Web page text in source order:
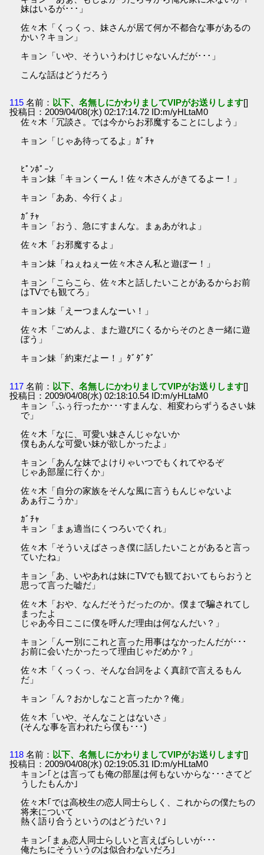
妹はいるが･･･」
佐々木「くっくっ、妹さんが居て何か不都合な事があるの
かい？キョン」
キョン「いや、そういうわけじゃないんだが･･･」
こんな話はどうだろう
115 名前： 以下、名無しにかわりましてVIPがお送りします[]
投稿日：2009/04/08(水) 02:17:14.72 ID:m/yHLtaM0
佐々木「冗談さ。では今からお邪魔することにしよう」
キョン「じゃあ待ってるよ」ｶﾞﾁｬ
ﾋﾟﾝﾎﾟｰﾝ
キョン妹「キョンくーん！佐々木さんがきてるよー！」
キョン「ああ、今行くよ」
ｶﾞﾁｬ
キョン「おう、急にすまんな。まぁあがれよ」
佐々木「お邪魔するよ」
キョン妹「ねぇねぇー佐々木さん私と遊ぼー！」
キョン「こらこら、佐々木と話したいことがあるからお前
はTVでも観てろ」
キョン妹「えーつまんなーい！」
佐々木「ごめんよ、また遊びにくるからそのとき一緒に遊
ぼう」
キョン妹「約束だよー！」ﾀﾞﾀﾞﾀﾞ
117 名前： 以下、名無しにかわりましてVIPがお送りします[]
投稿日：2009/04/08(水) 02:18:10.54 ID:m/yHLtaM0
キョン「ふぅ行ったか･･･すまんな、相変わらずうるさい妹
で」
佐々木「なに、可愛い妹さんじゃないか
僕もあんな可愛い妹が欲しかったよ」
キョン「あんな妹でよけりゃいつでもくれてやるぞ
じゃあ部屋に行くか」
佐々木「自分の家族をそんな風に言うもんじゃないよ
あぁ行こうか」
ｶﾞﾁｬ
キョン「まぁ適当にくつろいでくれ」
佐々木「そういえばさっき僕に話したいことがあると言っ
ていたね」
キョン「あ、いやあれは妹にTVでも観ておいてもらおうと
思って言った嘘だ」
佐々木「おや、なんだそうだったのか。僕まで騙されてし
まったよ
じゃあ今日ここに僕を呼んだ理由は何なんだい？」
キョン「んー別にこれと言った用事はなかったんだが･･･
お前に会いたかったって理由じゃだめか？」
佐々木「くっくっ、そんな台詞をよく真顔で言えるもん
だ」
キョン「ん？おかしなこと言ったか？俺」
佐々木「いや、そんなことはないさ」
(そんな事を言われたら僕も･･･)
118 名前： 以下、名無しにかわりましてVIPがお送りします[]
投稿日：2009/04/08(水) 02:19:05.31 ID:m/yHLtaM0
キョン｢とは言っても俺の部屋は何もないからな･･･さてど
うしたもんか｣
佐々木｢では高校生の恋人同士らしく、これからの僕たちの
将来について
熱く語り合うというのはどうだい？｣
キョン｢まぁ恋人同士らしいと言えばらしいが･･･
俺たちにそういうのは似合わないだろ｣